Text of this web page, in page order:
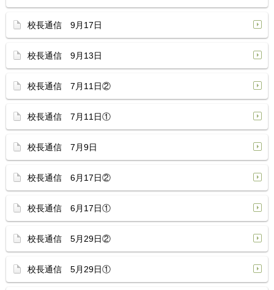
校長通信 9月17日
校長通信 9月13日
校長通信 7月11日②
校長通信 7月11日①
校長通信 7月9日
校長通信 6月17日②
校長通信 6月17日①
校長通信 5月29日②
校長通信 5月29日①